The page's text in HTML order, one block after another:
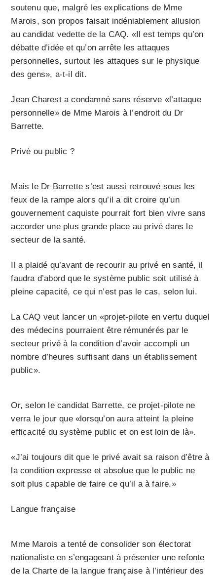
soutenu que, malgré les explications de Mme
Marois, son propos faisait indéniablement allusion
au candidat vedette de la CAQ. «Il est temps qu’on
débatte d’idée et qu’on arrête les attaques
personnelles, surtout les attaques sur le physique
des gens», a-t-il dit.
Jean Charest a condamné sans réserve «l’attaque
personnelle» de Mme Marois à l’endroit du Dr
Barrette.
Privé ou public ?
Mais le Dr Barrette s’est aussi retrouvé sous les
feux de la rampe alors qu’il a dit croire qu’un
gouvernement caquiste pourrait fort bien vivre sans
accorder une plus grande place au privé dans le
secteur de la santé.
Il a plaidé qu’avant de recourir au privé en santé, il
faudra d’abord que le système public soit utilisé à
pleine capacité, ce qui n’est pas le cas, selon lui.
La CAQ veut lancer un «projet-pilote en vertu duquel
des médecins pourraient être rémunérés par le
secteur privé à la condition d’avoir accompli un
nombre d’heures suffisant dans un établissement
public».
Or, selon le candidat Barrette, ce projet-pilote ne
verra le jour que «lorsqu’on aura atteint la pleine
efficacité du système public et on est loin de là».
«J’ai toujours dit que le privé avait sa raison d’être à
la condition expresse et absolue que le public ne
soit plus capable de faire ce qu’il a à faire.»
Langue française
Mme Marois a tenté de consolider son électorat
nationaliste en s’engageant à présenter une refonte
de la Charte de la langue française à l’intérieur des